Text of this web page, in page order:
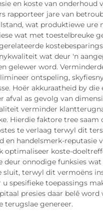
en koste van onderhoud
rapporteer jare van
wat produktiewe ure
wat met toestelbreuke
wat deur 'n
gelewer word.
ontspeling,
Hoër akkuraatheid by die
afval as gevolg van
verminder
Hierdie faktore tree saam
te verlaag terwyl dit
en handelsmerk-reputasie
optimaliseer koste-
deur onnodige funksies
sluit, terwyl dit vermoëns
spesifieke toepassings
presies daar belê word
terugslae genereer.